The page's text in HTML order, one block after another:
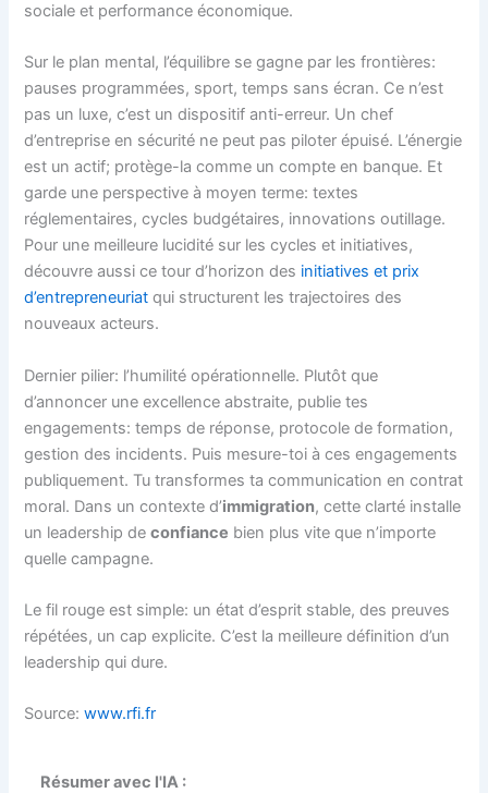
sociale et performance économique.
Sur le plan mental, l’équilibre se gagne par les frontières:
pauses programmées, sport, temps sans écran. Ce n’est
pas un luxe, c’est un dispositif anti-erreur. Un chef
d’entreprise en sécurité ne peut pas piloter épuisé. L’énergie
est un actif; protège-la comme un compte en banque. Et
garde une perspective à moyen terme: textes
réglementaires, cycles budgétaires, innovations outillage.
Pour une meilleure lucidité sur les cycles et initiatives,
découvre aussi ce tour d’horizon des initiatives et prix
d’entrepreneuriat qui structurent les trajectoires des
nouveaux acteurs.
Dernier pilier: l’humilité opérationnelle. Plutôt que
d’annoncer une excellence abstraite, publie tes
engagements: temps de réponse, protocole de formation,
gestion des incidents. Puis mesure-toi à ces engagements
publiquement. Tu transformes ta communication en contrat
moral. Dans un contexte d’immigration, cette clarté installe
un leadership deconfiance bien plus vite que n’importe
quelle campagne.
Le fil rouge est simple: un état d’esprit stable, des preuves
répétées, un cap explicite. C’est la meilleure définition d’un
leadership qui dure.
Source:www.rfi.fr
Résumer avec l'IA :